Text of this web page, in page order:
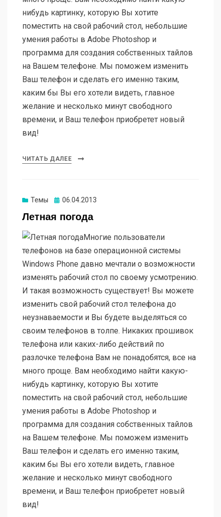
нибудь картинку, которую Вы хотите
поместить на свой рабочий стол, небольшие
умения работы в Adobe Photoshop и
программа для создания собственных тайлов
на Вашем телефоне. Мы поможем изменить
Ваш телефон и сделать его именно таким,
каким бы Вы его хотели видеть, главное
желание и несколько минут свободного
времени, и Ваш телефон приобретет новый
вид!
ЧИТАТЬ ДАЛЕЕ
Темы Опубликовано
06.04.2013
Летная погода
Многие пользователи
телефонов на базе операционной системы
Windows Phone давно мечтали о возможности
изменять рабочий стол по своему усмотрению.
И такая возможность существует! Вы можете
изменить свой рабочий стол телефона до
неузнаваемости и Вы будете выделяться со
своим телефонов в толпе. Никаких прошивок
телефона или каких-либо действий по
разлочке телефона Вам не понадобятся, все на
много проще. Вам необходимо найти какую-
нибудь картинку, которую Вы хотите
поместить на свой рабочий стол, небольшие
умения работы в Adobe Photoshop и
программа для создания собственных тайлов
на Вашем телефоне. Мы поможем изменить
Ваш телефон и сделать его именно таким,
каким бы Вы его хотели видеть, главное
желание и несколько минут свободного
времени, и Ваш телефон приобретет новый
вид!